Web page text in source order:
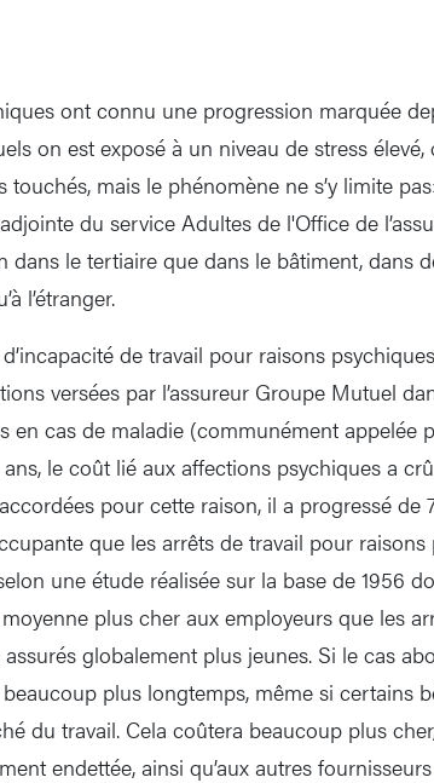
ont connu une progression marquée
on est exposé à un niveau de stress
mais le phénomène ne s’y limite
du service Adultes de l'Office de
dans le tertiaire que dans le bâtiment, dans
l’étranger.
de travail pour raisons
versées par l’assureur Groupe Mutuel
en cas de maladie (communément appelée
le coût lié aux affections psychiques a
pour cette raison, il a progressé de
que les arrêts de travail pour
une étude réalisée sur la base de 1956
plus cher aux employeurs que les
globalement plus jeunes. Si le cas
beaucoup plus longtemps, même si certains
du travail. Cela coûtera beaucoup plus
endettée, ainsi qu’aux autres